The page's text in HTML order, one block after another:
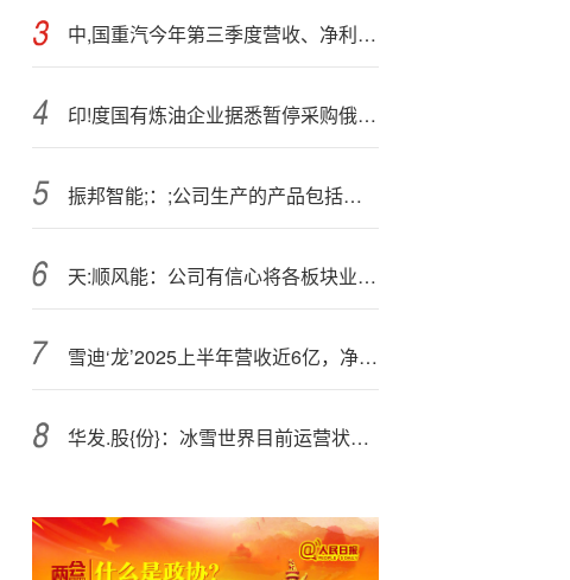
中,国重汽今年第三季度营收、净利创近五年同期最高水平
印!度国有炼油企业据悉暂停采购俄罗斯原油 转从其他国家进口
振邦智能;：;公司生产的产品包括便携式储能逆变器、微型逆变器
天:顺风能：公司有信心将各板块业务盈利水平提升至行业之上
雪迪‘龙’2025上半年营收近6亿，净利润同比增长25.51%
华发.股{份}：冰雪世界目前运营状况良好 试营业首月累计接待游客超40万人次